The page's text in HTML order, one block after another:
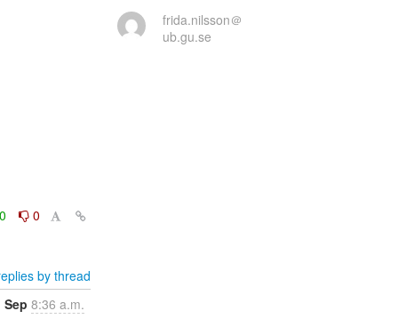
0
by thread
Sep 8:36 a.m.
frida.nilsson＠
ub.gu.se